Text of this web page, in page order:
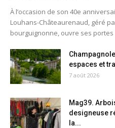
À l’occasion de son 40e
Louhans-Châteaurenaud, géré
bourguignonne, ouvre ses portes
espaces et
7 août 2026
Mag39.
designeuse
la...